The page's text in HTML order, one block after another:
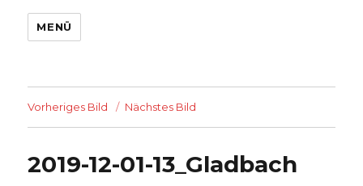
MENÜ
Vorheriges Bild Nächstes Bild
2019-12-01-13_Gladbach